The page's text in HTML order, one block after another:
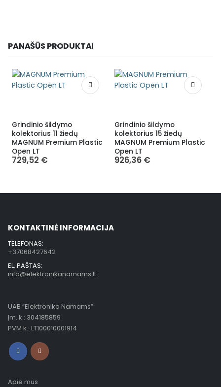
PANAŠŪS PRODUKTAI
Grindinio šildymo
kolektorius 11 žiedų
MAGNUM Premium Plastic
Open LT
729,52 €
Grindinio šildymo
kolektorius 15 žiedų
MAGNUM Premium Plastic
Open LT
926,36 €
KONTAKTINĖ INFORMACIJA
TELEFONAS:
+37068427642
EL. PAŠTAS:
info@elektronikanamams.lt
UAB “Elektronika Namams”
Įm. k.: 304185859
PVM k.: LT100010001914
Apie mus